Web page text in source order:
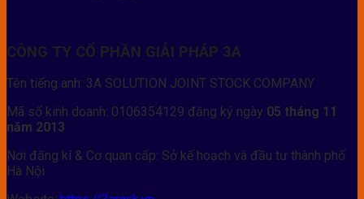
CÔNG TY CỔ PHẦN GIẢI PHÁP 3A
Tên tiếng anh: 3A SOLUTION JOINT STOCK COMPANY
Mã số kinh doanh: 0106354129 đăng ký ngày 05 tháng 11
năm 2013
Nơi đăng kí & Cơ quan cấp: Sở kế hoạch và đầu tư thành phố
Hà Nội